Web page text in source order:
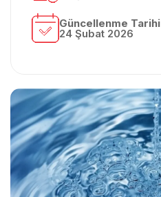
Güncellenme Tarihi
24 Şubat 2026